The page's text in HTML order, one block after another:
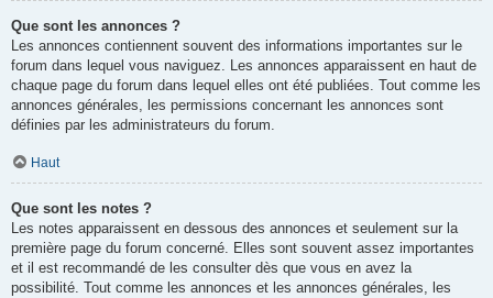
Que sont les annonces ?
Les annonces contiennent souvent des informations importantes sur le
forum dans lequel vous naviguez. Les annonces apparaissent en haut de
chaque page du forum dans lequel elles ont été publiées. Tout comme les
annonces générales, les permissions concernant les annonces sont
définies par les administrateurs du forum.
Haut
Que sont les notes ?
Les notes apparaissent en dessous des annonces et seulement sur la
première page du forum concerné. Elles sont souvent assez importantes
et il est recommandé de les consulter dès que vous en avez la
possibilité. Tout comme les annonces et les annonces générales, les